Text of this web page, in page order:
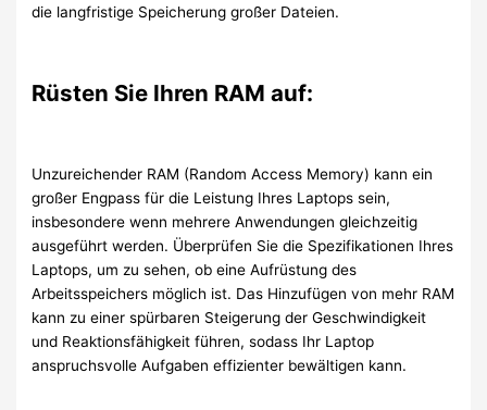
die langfristige Speicherung großer Dateien.
Rüsten Sie Ihren RAM auf:
Unzureichender RAM (Random Access Memory) kann ein
großer Engpass für die Leistung Ihres Laptops sein,
insbesondere wenn mehrere Anwendungen gleichzeitig
ausgeführt werden. Überprüfen Sie die Spezifikationen Ihres
Laptops, um zu sehen, ob eine Aufrüstung des
Arbeitsspeichers möglich ist. Das Hinzufügen von mehr RAM
kann zu einer spürbaren Steigerung der Geschwindigkeit
und Reaktionsfähigkeit führen, sodass Ihr Laptop
anspruchsvolle Aufgaben effizienter bewältigen kann.